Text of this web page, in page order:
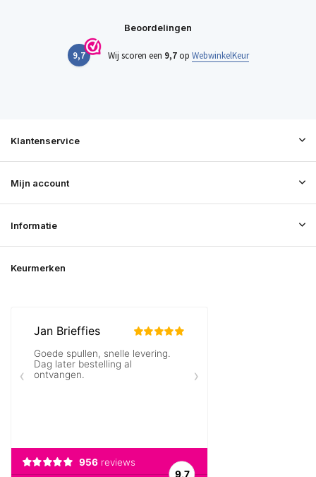
Beoordelingen
9,7 Wij scoren een 9,7op WebwinkelKeur
Klantenservice
Mijn account
Informatie
Keurmerken